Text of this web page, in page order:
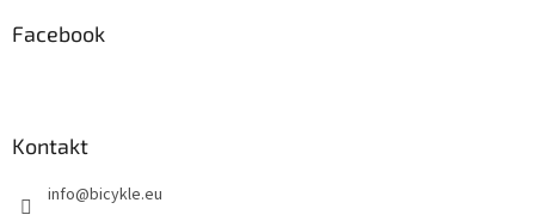
Facebook
Kontakt
info@bicykle.eu